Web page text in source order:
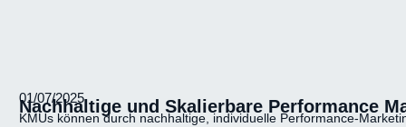
01/07/2025
Nachhaltige und Skalierbare Performance
KMUs können durch nachhaltige, individuelle Performance-